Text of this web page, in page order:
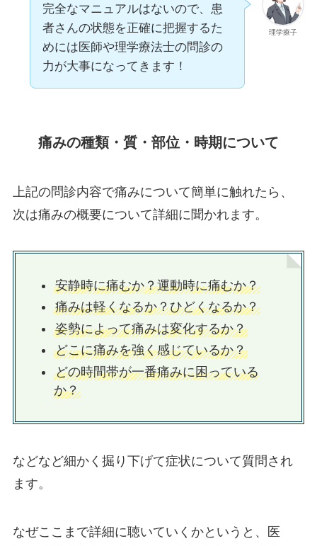
理学療子
完全なマニュアルはないので、患
者さんの状態を正確に把握するた
めには医師や理学療法士の問診の
力が大事になってきます！
痛みの種類・質・部位・時期について
上記の問診内容で痛みについて簡単に触れたら、
次は痛みの概要について詳細に聞かれます。
安静時に痛むか？運動時に痛むか？
痛みは軽くなるか？ひどくなるか？
姿勢によって痛みは変化するか？
どこに痛みを強く感じているか？
どの時間帯が一番痛みに困っている
か？
などなど細かく掘り下げて症状について質問され
ます。
なぜここまで詳細に聴いていくかというと、医